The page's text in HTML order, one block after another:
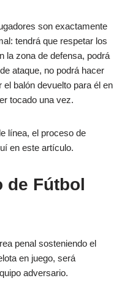
son exactamente
tendrá que respetar los
la zona de defensa, podrá
ataque, no podrá hacer
balón devuelto para él en
tocado una vez.
línea, el proceso de
en este artículo.
de Fútbol
penal sosteniendo el
en juego, será
adversario.